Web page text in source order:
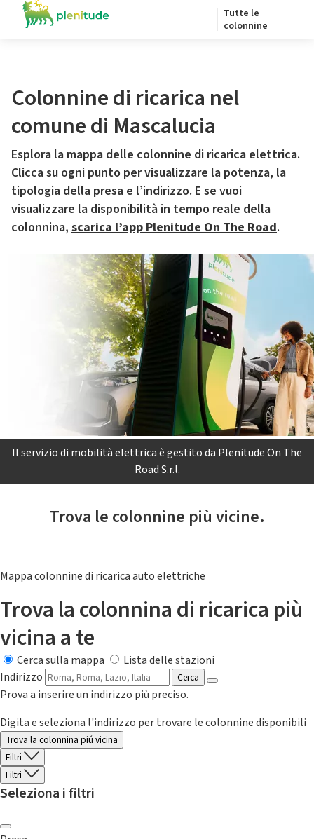
Tutte le
colonnine
Colonnine di ricarica nel
comune di Mascalucia
Esplora la mappa delle colonnine di ricarica elettrica.
Clicca su ogni punto per visualizzare la potenza, la
tipologia della presa e l’indirizzo. E se vuoi
visualizzare la disponibilità in tempo reale della
colonnina, scarica l’app Plenitude On The Road.
Il servizio di mobilità elettrica è gestito da Plenitude On The
Road S.r.l.
Trova le colonnine più vicine.
Mappa colonnine di ricarica auto elettriche
Trova la colonnina di ricarica più
vicina a te
Cerca sulla mappa
Lista delle stazioni
Indirizzo
Cerca
Prova a inserire un indirizzo più preciso.
Digita e seleziona l'indirizzo per trovare le colonnine disponibili
Trova la colonnina piú vicina
Filtri
Filtri
Seleziona i filtri